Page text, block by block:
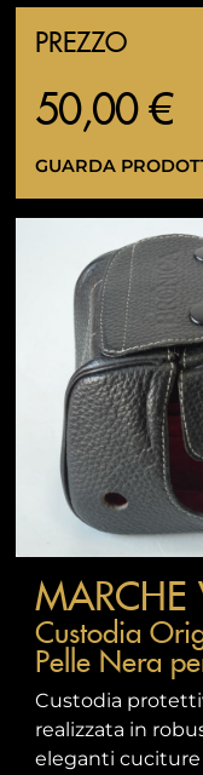
PREZZO
50,00 €
GUARDA
MARCHE
Custodia
Pelle Nera
Custodia
realizzata in
eleganti